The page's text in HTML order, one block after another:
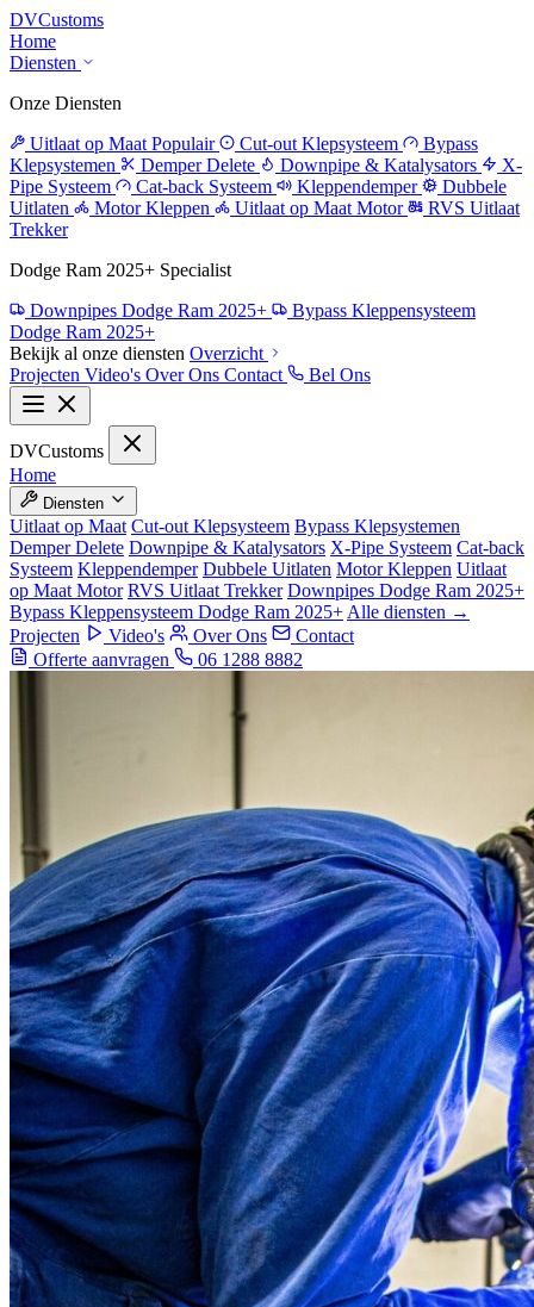
DVCustoms
Home
Diensten
Onze Diensten
Uitlaat op Maat Populair Cut-out Klepsysteem
Bypass
Klepsystemen
Demper Delete Downpipe & Katalysators
X-
Pipe Systeem
Cat-back Systeem Kleppendemper
Dubbele
Uitlaten
Motor Kleppen Uitlaat op Maat Motor
RVS Uitlaat
Trekker
Dodge Ram 2025+ Specialist
Downpipes Dodge Ram 2025+
Bypass Kleppensysteem
Dodge Ram 2025+
Bekijk al onze diensten Overzicht
Projecten Video's Over Ons Contact Bel Ons
DVCustoms
Home
Diensten
Uitlaat op Maat Cut-out Klepsysteem Bypass Klepsystemen
Demper Delete Downpipe & Katalysators X-Pipe Systeem Cat-back
Systeem Kleppendemper Dubbele Uitlaten Motor Kleppen Uitlaat
op Maat Motor RVS Uitlaat Trekker Downpipes Dodge Ram 2025+
Bypass Kleppensysteem Dodge Ram 2025+ Alle diensten →
Projecten
Video's Over Ons
Contact
Offerte aanvragen
06 1288 8882